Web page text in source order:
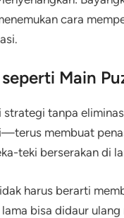
cara
Main
tanpa
membuat
teki berserakan di
harus berarti
bisa didaur